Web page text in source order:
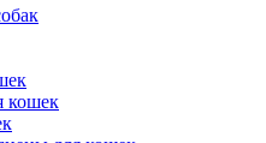
кошек